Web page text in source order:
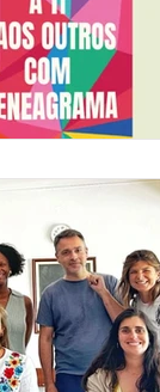
Ad Luto
Professores